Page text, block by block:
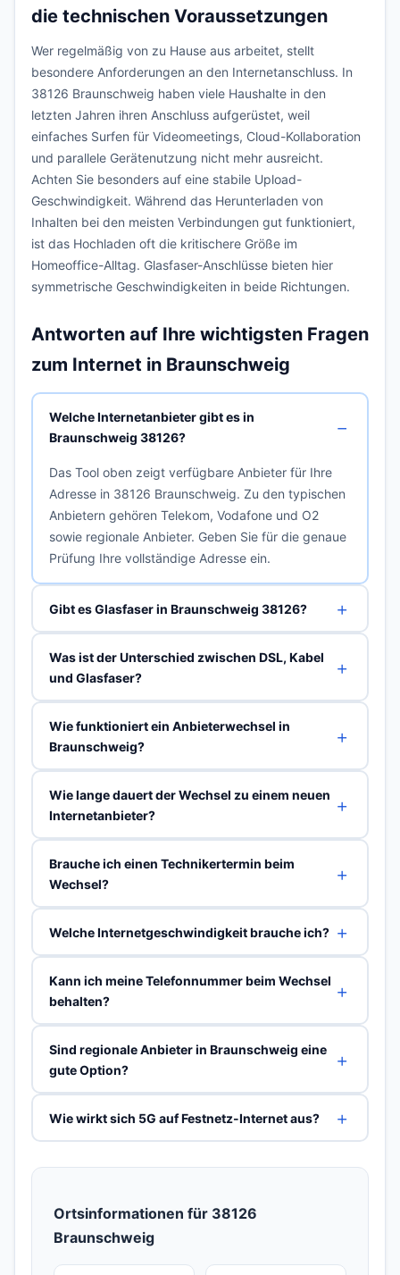
die technischen Voraussetzungen
Wer regelmäßig von zu Hause aus arbeitet, stellt
besondere Anforderungen an den Internetanschluss. In
38126 Braunschweig haben viele Haushalte in den
letzten Jahren ihren Anschluss aufgerüstet, weil
einfaches Surfen für Videomeetings, Cloud-Kollaboration
und parallele Gerätenutzung nicht mehr ausreicht.
Achten Sie besonders auf eine stabile Upload-
Geschwindigkeit. Während das Herunterladen von
Inhalten bei den meisten Verbindungen gut funktioniert,
ist das Hochladen oft die kritischere Größe im
Homeoffice-Alltag. Glasfaser-Anschlüsse bieten hier
symmetrische Geschwindigkeiten in beide Richtungen.
Antworten auf Ihre wichtigsten Fragen
zum Internet in Braunschweig
Welche Internetanbieter gibt es in
Braunschweig 38126?
Das Tool oben zeigt verfügbare Anbieter für Ihre
Adresse in 38126 Braunschweig. Zu den typischen
Anbietern gehören Telekom, Vodafone und O2
sowie regionale Anbieter. Geben Sie für die genaue
Prüfung Ihre vollständige Adresse ein.
Gibt es Glasfaser in Braunschweig 38126?
Was ist der Unterschied zwischen DSL, Kabel
und Glasfaser?
Wie funktioniert ein Anbieterwechsel in
Braunschweig?
Wie lange dauert der Wechsel zu einem neuen
Internetanbieter?
Brauche ich einen Technikertermin beim
Wechsel?
Welche Internetgeschwindigkeit brauche ich?
Kann ich meine Telefonnummer beim Wechsel
behalten?
Sind regionale Anbieter in Braunschweig eine
gute Option?
Wie wirkt sich 5G auf Festnetz-Internet aus?
Ortsinformationen für 38126
Braunschweig